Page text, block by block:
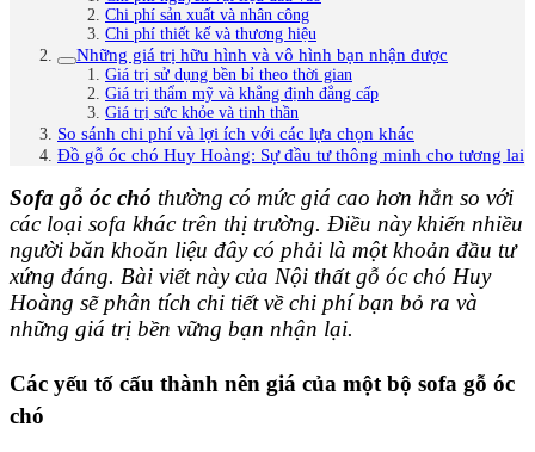
Chi phí sản xuất và nhân công
Chi phí thiết kế và thương hiệu
Những giá trị hữu hình và vô hình bạn nhận được
Giá trị sử dụng bền bỉ theo thời gian
Giá trị thẩm mỹ và khẳng định đẳng cấp
Giá trị sức khỏe và tinh thần
So sánh chi phí và lợi ích với các lựa chọn khác
Đồ gỗ óc chó Huy Hoàng: Sự đầu tư thông minh cho tương lai
Sofa gỗ óc chó thường có mức giá cao hơn hẳn so với
các loại sofa khác trên thị trường. Điều này khiến nhiều
người băn khoăn liệu đây có phải là một khoản đầu tư
xứng đáng. Bài viết này của Nội thất gỗ óc chó Huy
Hoàng sẽ phân tích chi tiết về chi phí bạn bỏ ra và
những giá trị bền vững bạn nhận lại.
Các yếu tố cấu thành nên giá của một bộ sofa gỗ óc
chó